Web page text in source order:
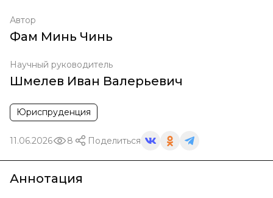
Автор
Фам Минь Чинь
Научный руководитель
Шмелев Иван Валерьевич
Юриспруденция
11.06.2026 8 Поделиться
Аннотация